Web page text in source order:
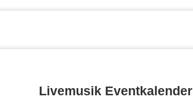
Livemusik Eventkalender